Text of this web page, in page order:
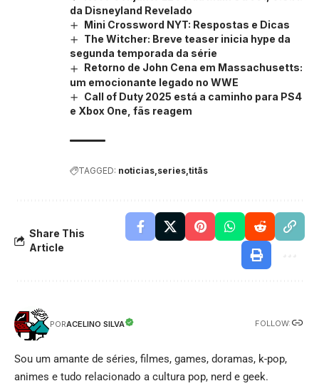
da Disneyland Revelado
Mini Crossword NYT: Respostas e Dicas
The Witcher: Breve teaser inicia hype da
segunda temporada da série
Retorno de John Cena em Massachusetts:
um emocionante legado no WWE
Call of Duty 2025 está a caminho para PS4
e Xbox One, fãs reagem
TAGGED: noticias series titãs
Share This
Article
PORACELINO SILVA FOLLOW:
Sou um amante de séries, filmes, games, doramas, k-pop,
animes e tudo relacionado a cultura pop, nerd e geek.